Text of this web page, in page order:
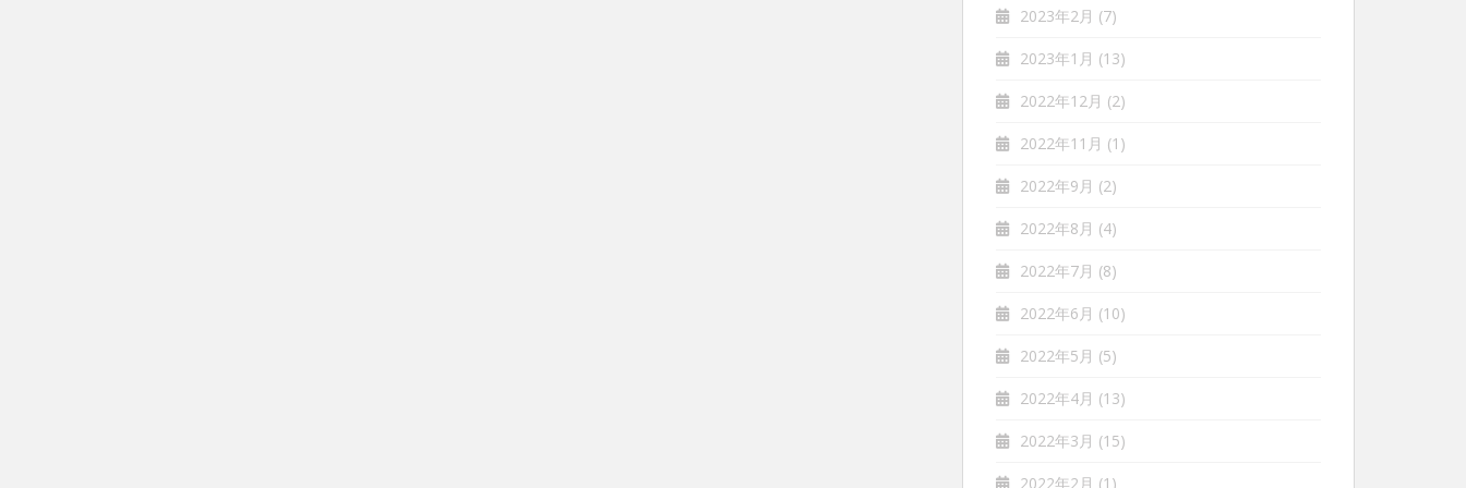
2023年2月 (7)
2023年1月 (13)
2022年12月 (2)
2022年11月 (1)
2022年9月 (2)
2022年8月 (4)
2022年7月 (8)
2022年6月 (10)
2022年5月 (5)
2022年4月 (13)
2022年3月 (15)
2022年2月 (1)